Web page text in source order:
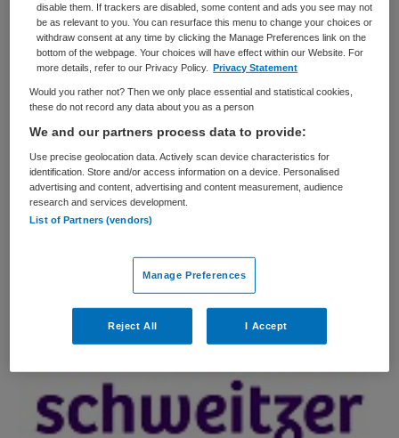
PLAATSINGSDATUM
22 mei 2025
NIVEAU
HBO
Ervaren
DIENSTVERBAND
Fulltime
Vacature niet beschikbaar
Deze vacature Afdelingshoofd Oncologie en Hematologie
bij Albert Schweitzer ziekenhuis is niet meer actueel.
Hieronder staan enkele vergelijkbare vacatures die voor
disable them. If trackers are disabled, some content and ads you see may not
be as relevant to you. You can resurface this menu to change your choices or
withdraw consent at any time by clicking the Manage Preferences link on the
bottom of the webpage. Your choices will have effect within our Website. For
more details, refer to our Privacy Policy.
Privacy Statement
Would you rather not? Then we only place essential and statistical cookies,
these do not record any data about you as a person
We and our partners process data to provide:
Use precise geolocation data. Actively scan device characteristics for
identification. Store and/or access information on a device. Personalised
advertising and content, advertising and content measurement, audience
research and services development.
List of Partners (vendors)
Manage Preferences
Reject All I Accept